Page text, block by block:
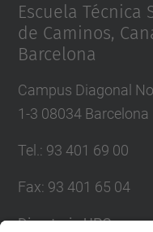
Escuela
de Caminos,
Barcelona
Campus Diagonal
1-3 08034 Barcelona
Tel. : 93 401 69 00
Fax: 93 401 65 04
Directorio UPC